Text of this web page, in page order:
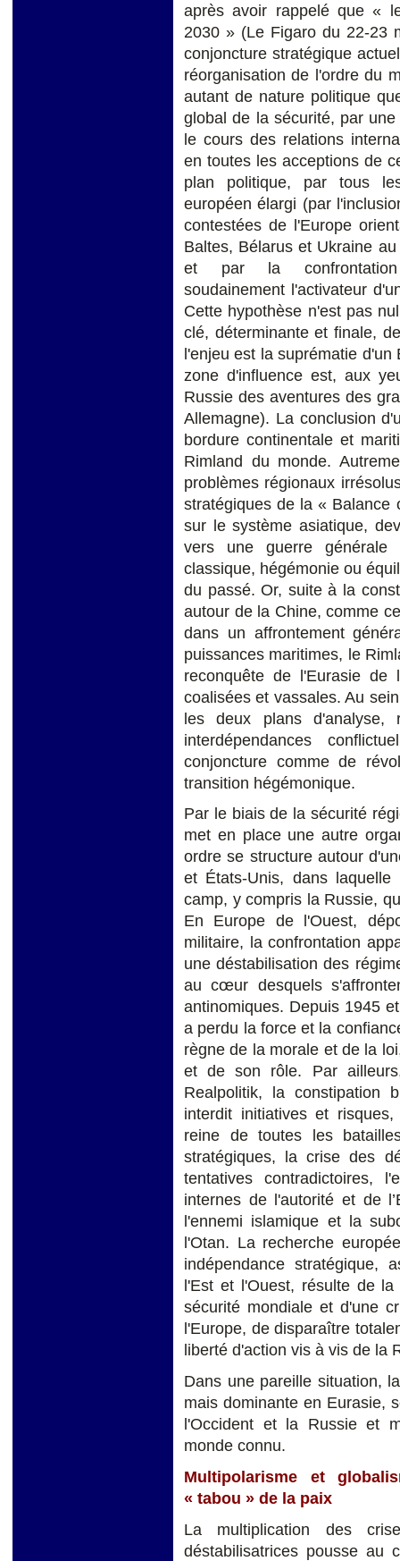
après avoir rappelé que «
2030 » (Le Figaro du 22-23
conjoncture stratégique
réorganisation de l'ordre du
autant de nature politique
global de la sécurité, par
le cours des relations
en toutes les acceptions de
plan politique, par tous
européen élargi (par
contestées de l'Europe
Baltes, Bélarus et Ukraine
et par la confrontation
soudainement l'activateur
Cette hypothèse n'est pas
clé, déterminante et finale,
l'enjeu est la suprématie
zone d'influence est, aux
Russie des aventures des
Allemagne). La conclusion
bordure continentale et
Rimland du monde.
problèmes régionaux
stratégiques de la « Balance
sur le système asiatique,
vers une guerre générale
classique, hégémonie ou
du passé. Or, suite à la
autour de la Chine, comme
dans un affrontement
puissances maritimes, le
reconquête de l'Eurasie
coalisées et vassales. Au
les deux plans d'analyse,
interdépendances
conjoncture comme de
transition hégémonique.
Par le biais de la sécurité
met en place une autre
ordre se structure autour
et États-Unis, dans
camp, y compris la Russie,
En Europe de l'Ouest,
militaire, la confrontation
une déstabilisation des
au cœur desquels
antinomiques. Depuis 1945
a perdu la force et la
règne de la morale et de la
et de son rôle. Par
Realpolitik, la constipation
interdit initiatives et
reine de toutes les
stratégiques, la crise des
tentatives contradictoires,
internes de l'autorité et de
l'ennemi islamique et la
l'Otan. La recherche
indépendance stratégique,
l'Est et l'Ouest, résulte de
sécurité mondiale et d'une
l'Europe, de disparaître
liberté d'action vis à vis de la
Dans une pareille situation,
mais dominante en Eurasie,
l'Occident et la Russie et
monde connu.
Multipolarisme et
« tabou » de la paix
La multiplication des
déstabilisatrices pousse au